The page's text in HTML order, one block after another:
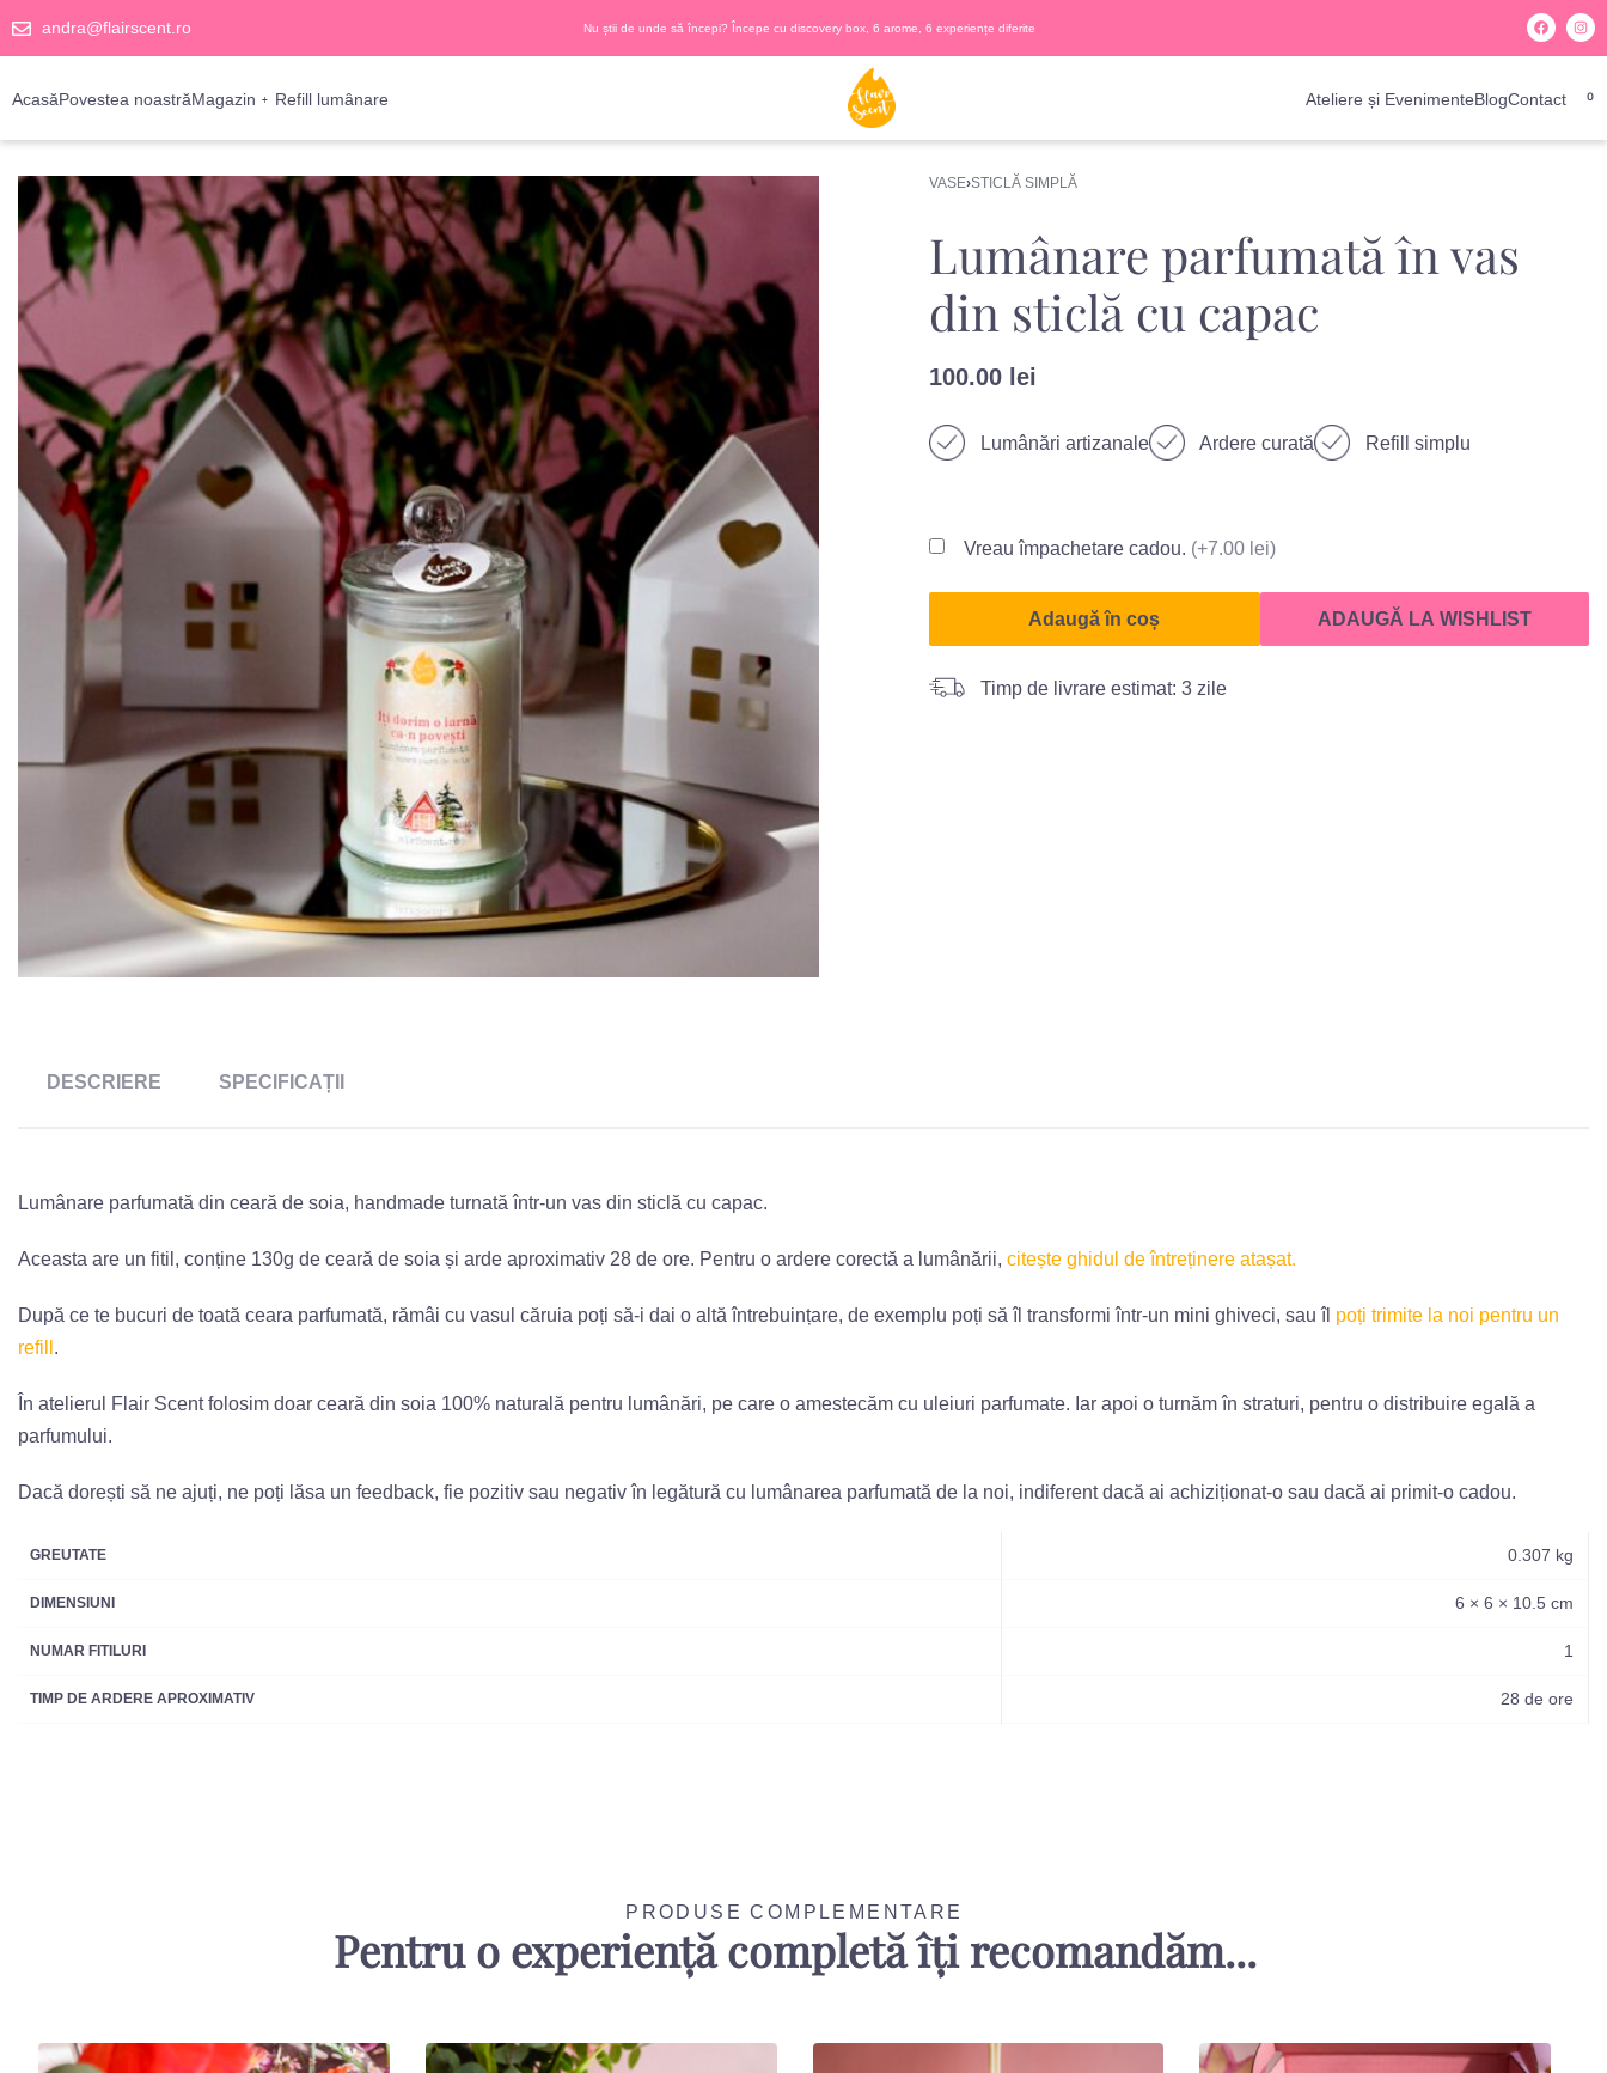
andra@flairscent.ro Nu știi de unde să începi? Începe cu discovery box, 6 arome, 6 experiențe diferite
AcasăPovestea noastrăMagazin Refill lumânare Ateliere și EvenimenteBlogContact 0
VASE›STICLĂ SIMPLĂ
Lumânare parfumată în vas
din sticlă cu capac
100.00 lei
Lumânări artizanale Ardere curată Refill simplu
Vreau împachetare cadou. (+7.00 lei)
Adaugă în coș ADAUGĂ LA WISHLIST
Timp de livrare estimat: 3 zile
DESCRIERE SPECIFICAȚII
Lumânare parfumată din ceară de soia, handmade turnată într-un vas din sticlă cu capac.
Aceasta are un fitil, conține 130g de ceară de soia și arde aproximativ 28 de ore. Pentru o ardere corectă a lumânării, citește ghidul de întreținere atașat.
După ce te bucuri de toată ceara parfumată, rămâi cu vasul căruia poți să-i dai o altă întrebuințare, de exemplu poți să îl transformi într-un mini ghiveci, sau îl poți trimite la noi pentru un
refill .
În atelierul Flair Scent folosim doar ceară din soia 100% naturală pentru lumânări, pe care o amestecăm cu uleiuri parfumate. Iar apoi o turnăm în straturi, pentru o distribuire egală a
parfumului.
Dacă dorești să ne ajuți, ne poți lăsa un feedback, fie pozitiv sau negativ în legătură cu lumânarea parfumată de la noi, indiferent dacă ai achiziționat-o sau dacă ai primit-o cadou.
GREUTATE 0.307 kg
DIMENSIUNI 6 × 6 × 10.5 cm
NUMAR FITILURI 1
TIMP DE ARDERE APROXIMATIV 28 de ore
PRODUSE COMPLEMENTARE
Pentru o experiență completă îți recomandăm...